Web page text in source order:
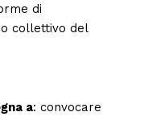
di
collettivo del
a: convocare